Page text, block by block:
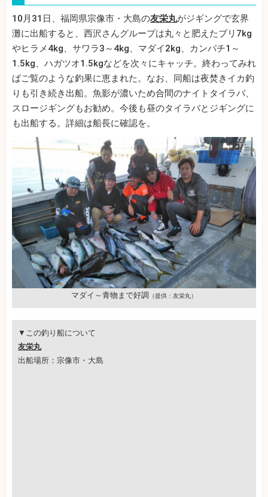
10月31日、福岡県宗像市・大島の友栄丸がジギングで玄界
灘に出船すると、西沢さんグループは丸々と肥えたブリ7kg
やヒラメ4kg、サワラ3～4kg、マダイ2kg、カンパチ1～
1.5kg、ハガツオ1.5kgなどを次々にキャッチ。終わってみれ
ばご覧のような釣果に恵まれた。なお、同船は夜焚きイカ釣
りも引き続き出船。魚影が濃いため合間のナイトタイラバ、
スロージギングもお勧め。今後も昼のタイラバとジギングに
も出船する。詳細は船長に確認を。
マダイ～青物まで好調 （提供：友栄丸）
▼この釣り船について
友栄丸
出船場所：宗像市・大島